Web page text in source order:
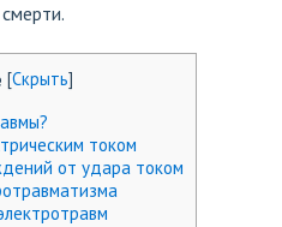
[Скрыть]
током
от удара током